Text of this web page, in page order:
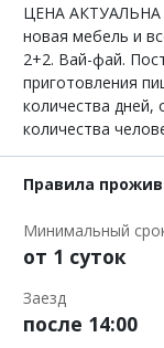
ЦЕНА АКТУАЛЬНА
новая мебель и
2+2. Вай-фай.
приготовления
количества дней,
количества
Правила
Минимальный
от 1 суток
Заезд
после 14:00